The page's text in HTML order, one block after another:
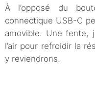
À l’opposé du
connectique USB-C
amovible. Une fente,
l’air pour refroidir la
y reviendrons.